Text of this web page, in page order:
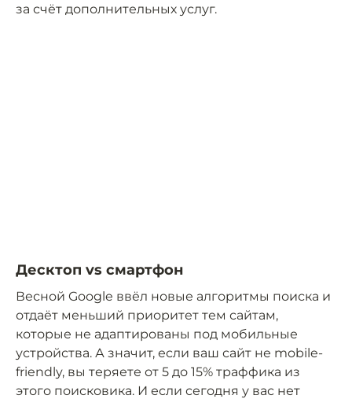
за счёт дополнительных услуг.
Десктоп vs смартфон
Весной Google ввёл новые алгоритмы поиска и
отдаёт меньший приоритет тем сайтам,
которые не адаптированы под мобильные
устройства. А значит, если ваш сайт не mobile-
friendly, вы теряете от 5 до 15% траффика из
этого поисковика. И если сегодня у вас нет